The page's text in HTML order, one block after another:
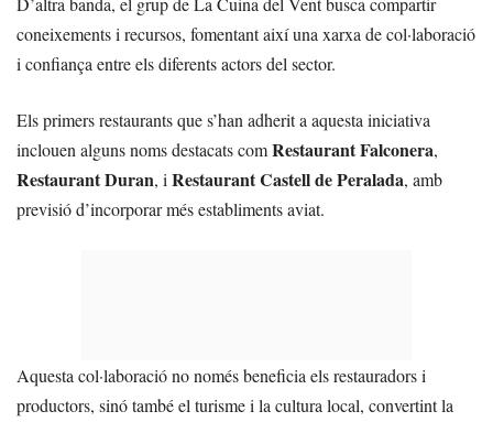
coneixements i recursos, fomentant així una xarxa de col·laboració
i confiança entre els diferents actors del sector.
Els primers restaurants que s’han adherit a aquesta iniciativa
inclouen alguns noms destacats comRestaurant Falconera,
Restaurant Duran, i Restaurant Castell de Peralada, amb
previsió d’incorporar més establiments aviat.
Aquesta col·laboració no només beneficia els restauradors i
productors, sinó també el turisme i la cultura local, convertint la